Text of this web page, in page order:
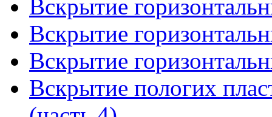
Вскрытие
Вскрытие
Вскрытие
Вскрытие пологих